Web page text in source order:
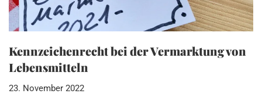
Kennzeichenrecht bei der Vermarktung von
Lebensmitteln
23. November 2022